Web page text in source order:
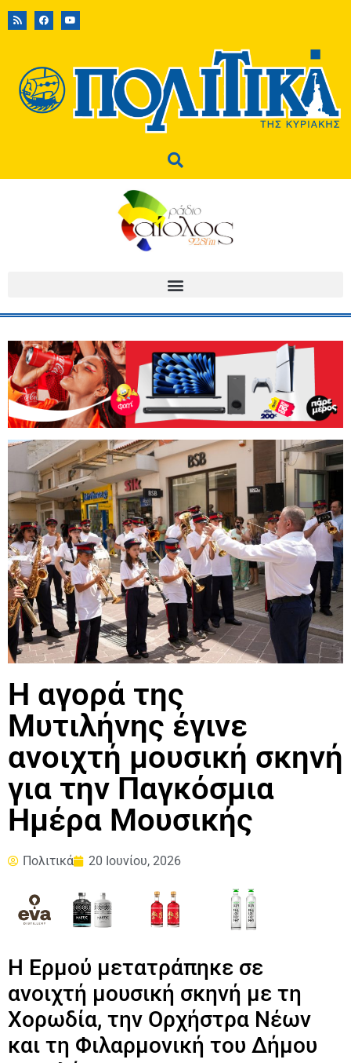
Η αγορά της
Μυτιλήνης έγινε
ανοιχτή μουσική σκηνή
για την Παγκόσμια
Ημέρα Μουσικής
Πολιτικά 20 Ιουνίου, 2026
Η Ερμού μετατράπηκε σε
ανοιχτή μουσική σκηνή με τη
Χορωδία, την Ορχήστρα Νέων
και τη Φιλαρμονική του Δήμου